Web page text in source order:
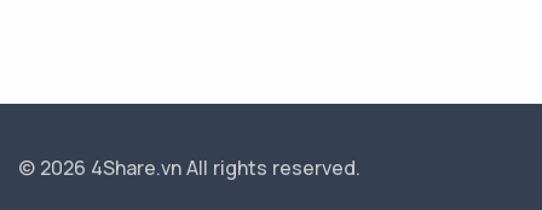
© 2026 4Share.vnAll rights reserved.